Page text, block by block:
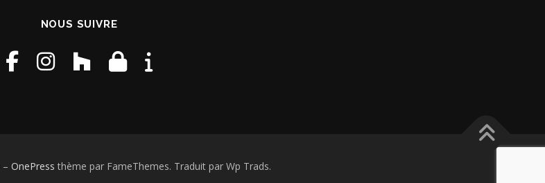
NOUS SUIVRE
– OnePress thème par FameThemes. Traduit par Wp Trads.